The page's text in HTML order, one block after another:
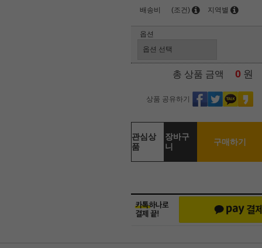
배송비
(조건) 지역별
옵션
총 상품 금액 0 원
상품 공유하기
관심상
품
장바구
니
구매하기